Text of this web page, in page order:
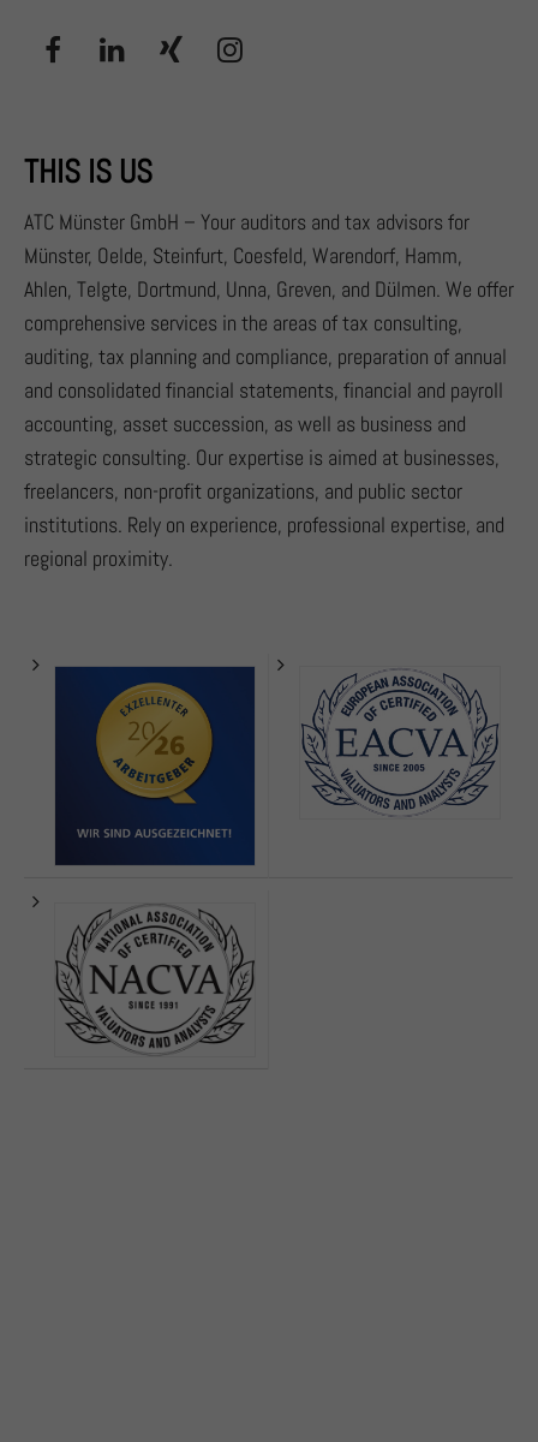
THIS IS US
ATC Münster GmbH – Your auditors and tax advisors for
Münster, Oelde, Steinfurt, Coesfeld, Warendorf, Hamm,
Ahlen, Telgte, Dortmund, Unna, Greven, and Dülmen. We offer
comprehensive services in the areas of tax consulting,
auditing, tax planning and compliance, preparation of annual
and consolidated financial statements, financial and payroll
accounting, asset succession, as well as business and
strategic consulting. Our expertise is aimed at businesses,
freelancers, non-profit organizations, and public sector
institutions. Rely on experience, professional expertise, and
regional proximity.